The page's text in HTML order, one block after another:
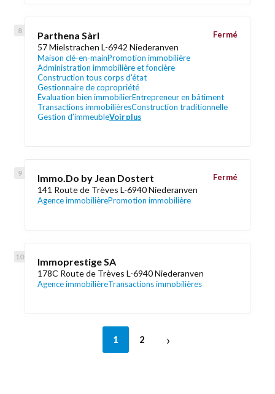
Parthena Sàrl
57 Mielstrachen L-6942 Niederanven
Maison clé-en-mainPromotion immobilière
Administration immobilière et foncière
Construction tous corps d'état
Gestionnaire de copropriété
Évaluation bien immobilierEntrepreneur en bâtiment
Transactions immobilièresConstruction traditionnelle
Gestion d’immeubleVoir plus
Fermé
Immo.Do by Jean Dostert
141 Route de Trèves L-6940 Niederanven
Agence immobilièrePromotion immobilière
Fermé
Immoprestige SA
178C Route de Trèves L-6940 Niederanven
Agence immobilièreTransactions immobilières
1 2 ›